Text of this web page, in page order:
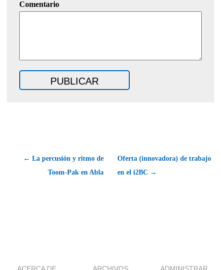
Comentario
← La percusión y ritmo de
Toom-Pak en Abla
Oferta (innovadora) de trabajo
en el i2BC →
ACERCA DE ARCHIVOS ADMINISTRAR